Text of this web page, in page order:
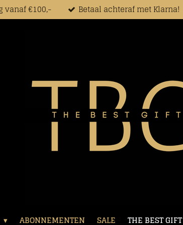
vanaf €100,- Betaal achteraf met Klarna!
ABONNEMENTEN SALE THE BEST GIFT